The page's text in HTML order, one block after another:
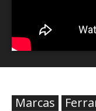
Marcas